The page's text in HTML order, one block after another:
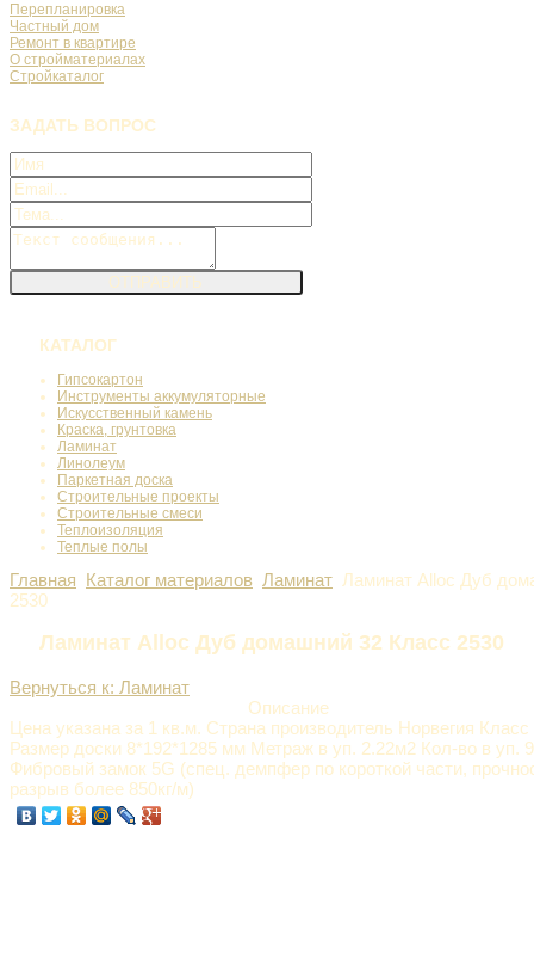
Перепланировка
Частный дом
Ремонт в квартире
О стройматериалах
Стройкаталог
ЗАДАТЬ ВОПРОС
КАТАЛОГ
Гипсокартон
Инструменты аккумуляторные
Искусственный камень
Краска, грунтовка
Ламинат
Линолеум
Паркетная доска
Строительные проекты
Строительные смеси
Теплоизоляция
Теплые полы
Главная Каталог материалов Ламинат Ламинат Alloc Дуб
2530
Ламинат Alloc Дуб домашний 32 Класс 2530
Вернуться к: Ламинат
Описание
Цена указана за 1 кв.м. Страна производитель Норвегия
Размер доски 8*192*1285 мм Метраж в уп. 2.22м2 Кол-во в уп.
Фибровый замок 5G (спец. демпфер по короткой части,
разрыв более 850кг/м)